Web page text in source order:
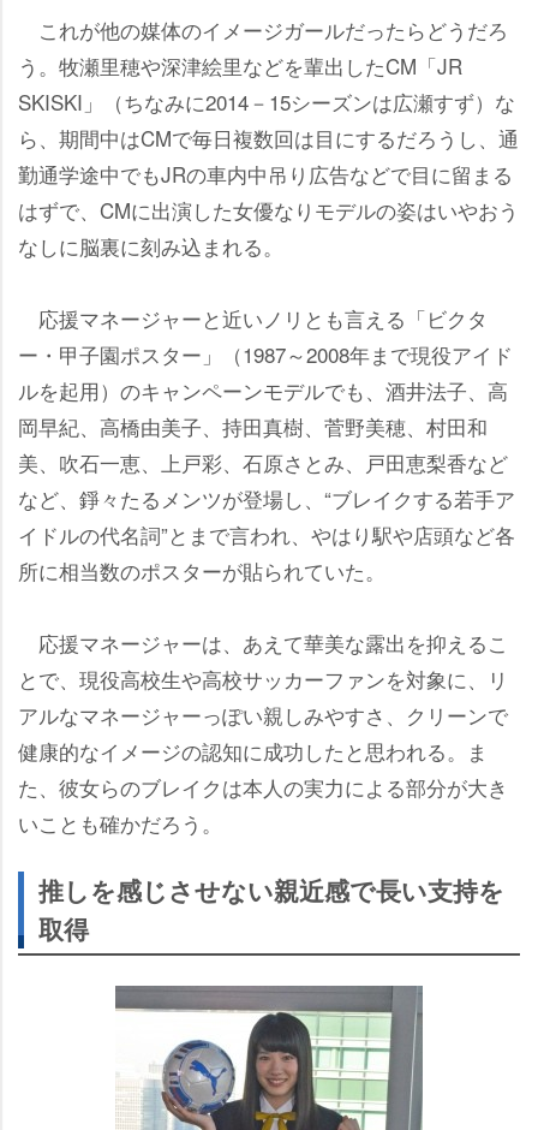
これが他の媒体のイメージガールだったらどうだろ
う。牧瀬里穂や深津絵里などを輩出したCM「JR
SKISKI」（ちなみに2014－15シーズンは広瀬すず）な
ら、期間中はCMで毎日複数回は目にするだろうし、通
勤通学途中でもJRの車内中吊り広告などで目に留まる
はずで、CMに出演した女優なりモデルの姿はいやおう
なしに脳裏に刻み込まれる。
応援マネージャーと近いノリとも言える「ビクタ
ー・甲子園ポスター」（1987～2008年まで現役アイド
ルを起用）のキャンペーンモデルでも、酒井法子、高
岡早紀、高橋由美子、持田真樹、菅野美穂、村田和
美、吹石一恵、上戸彩、石原さとみ、戸田恵梨香など
など、錚々たるメンツが登場し、“ブレイクする若手ア
イドルの代名詞”とまで言われ、やはり駅や店頭など各
所に相当数のポスターが貼られていた。
応援マネージャーは、あえて華美な露出を抑えるこ
とで、現役高校生や高校サッカーファンを対象に、リ
アルなマネージャーっぽい親しみやすさ、クリーンで
健康的なイメージの認知に成功したと思われる。ま
た、彼女らのブレイクは本人の実力による部分が大き
いことも確かだろう。
推しを感じさせない親近感で長い支持を
取得